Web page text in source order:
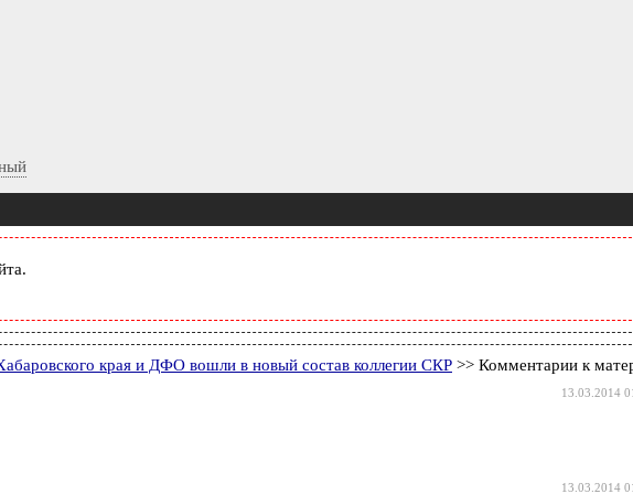
края и ДФО вошли в новый состав коллегии СКР >> Комментарии к
13.03.2014
13.03.2014